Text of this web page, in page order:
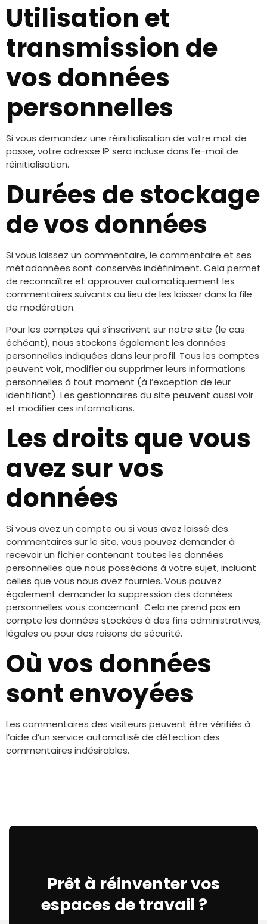
Utilisation et
transmission de
vos données
personnelles
Si vous demandez une réinitialisation de votre mot de
passe, votre adresse IP sera incluse dans l’e-mail de
réinitialisation.
Durées de stockage
de vos données
Si vous laissez un commentaire, le commentaire et ses
métadonnées sont conservés indéfiniment. Cela permet
de reconnaître et approuver automatiquement les
commentaires suivants au lieu de les laisser dans la file
de modération.
Pour les comptes qui s’inscrivent sur notre site (le cas
échéant), nous stockons également les données
personnelles indiquées dans leur profil. Tous les comptes
peuvent voir, modifier ou supprimer leurs informations
personnelles à tout moment (à l’exception de leur
identifiant). Les gestionnaires du site peuvent aussi voir
et modifier ces informations.
Les droits que vous
avez sur vos
données
Si vous avez un compte ou si vous avez laissé des
commentaires sur le site, vous pouvez demander à
recevoir un fichier contenant toutes les données
personnelles que nous possédons à votre sujet, incluant
celles que vous nous avez fournies. Vous pouvez
également demander la suppression des données
personnelles vous concernant. Cela ne prend pas en
compte les données stockées à des fins administratives,
légales ou pour des raisons de sécurité.
Où vos données
sont envoyées
Les commentaires des visiteurs peuvent être vérifiés à
l’aide d’un service automatisé de détection des
commentaires indésirables.
Prêt à réinventer vos
espaces de travail ?